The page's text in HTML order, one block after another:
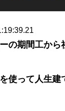
の期間工から
使って人生建